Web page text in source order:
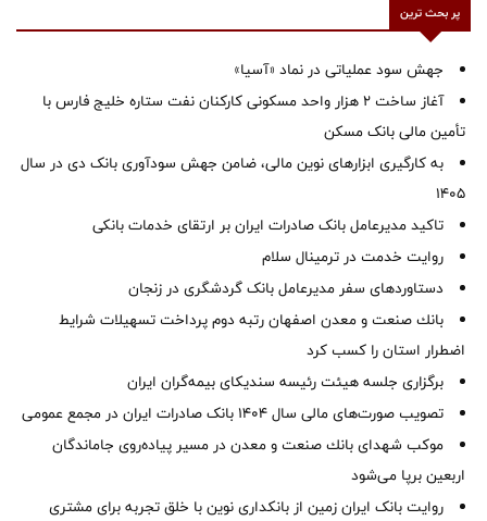
پر بحث ترین
جهش سود عملیاتی در نماد «آسیا»
آغاز ساخت ۲ هزار واحد مسکونی کارکنان نفت ستاره خلیج فارس با
تأمین مالی بانک مسکن
به کارگیری ابزارهای نوین مالی، ضامن جهش سودآوری بانک دی در سال
1405
تاکید مدیرعامل بانک صادرات ایران بر ارتقای خدمات بانکی
روایت خدمت در ترمینال سلام
دستاوردهای سفر مدیرعامل بانک گردشگری در زنجان
بانك صنعت و معدن اصفهان رتبه دوم پرداخت تسهیلات شرایط
اضطرار استان را كسب كرد
برگزاری جلسه هیئت رئیسه سندیکای بیمه‌گران ایران
تصویب صورت‌های مالی سال ۱۴۰۴ بانک صادرات ایران در مجمع عمومی
موكب شهدای بانك صنعت و معدن در مسیر پیاده‌روی جاماندگان
اربعین برپا می‌شود
روایت بانک ایران زمین از بانکداری نوین با خلق تجربه برای مشتری